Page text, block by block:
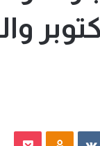
‏VKontakte